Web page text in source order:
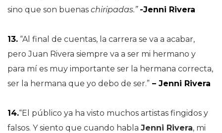
sino que son buenas chiripadas.” -Jenni Rivera
13. “Al final de cuentas, la carrera se va a acabar,
pero Juan Rivera siempre va a ser mi hermano y
para mí es muy importante ser la hermana correcta,
ser la hermana que yo debo de ser.” – Jenni Rivera
14.“El público ya ha visto muchos artistas fingidos y
falsos. Y siento que cuando habla Jenni Rivera, mi